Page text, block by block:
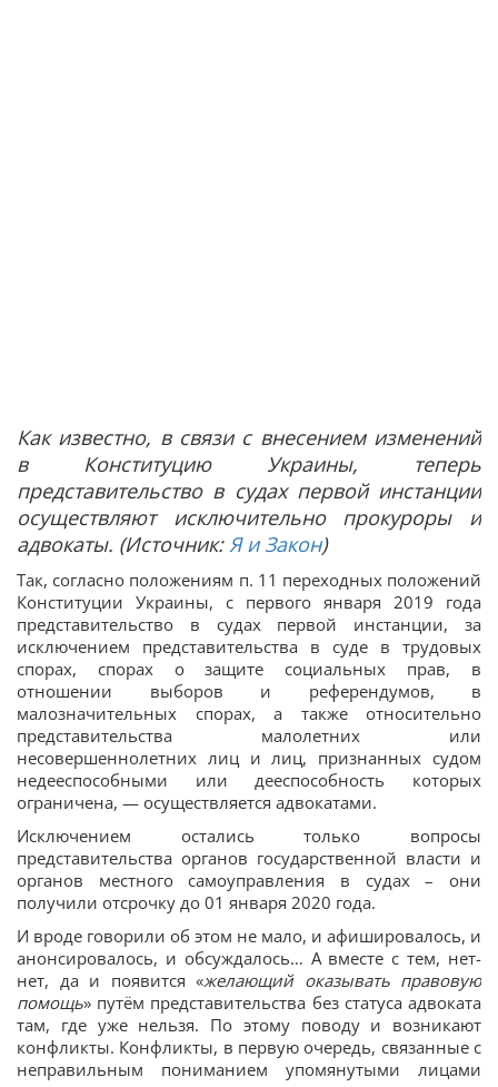
Как известно, в связи с внесением изменений
в Конституцию Украины, теперь
представительство в судах первой инстанции
осуществляют исключительно прокуроры и
адвокаты. (Источник:Я и Закон)
Так, согласно положениям п. 11 переходных положений
Конституции Украины, с первого января 2019 года
представительство в судах первой инстанции, за
исключением представительства в суде в трудовых
спорах, спорах о защите социальных прав, в
отношении выборов и референдумов, в
малозначительных спорах, а также относительно
представительства малолетних или
несовершеннолетних лиц и лиц, признанных судом
недееспособными или дееспособность которых
ограничена, — осуществляется адвокатами.
Исключением остались только вопросы
представительства органов государственной власти и
органов местного самоуправления в судах – они
получили отсрочку до 01 января 2020 года.
И вроде говорили об этом не мало, и афишировалось, и
анонсировалось, и обсуждалось… А вместе с тем, нет-
нет, да и появится «желающий оказывать правовую
помощь» путём представительства без статуса адвоката
там, где уже нельзя. По этому поводу и возникают
конфликты. Конфликты, в первую очередь, связанные с
неправильным пониманием упомянутыми лицами